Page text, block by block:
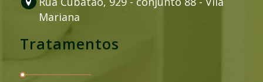
Mariana
Tratamentos